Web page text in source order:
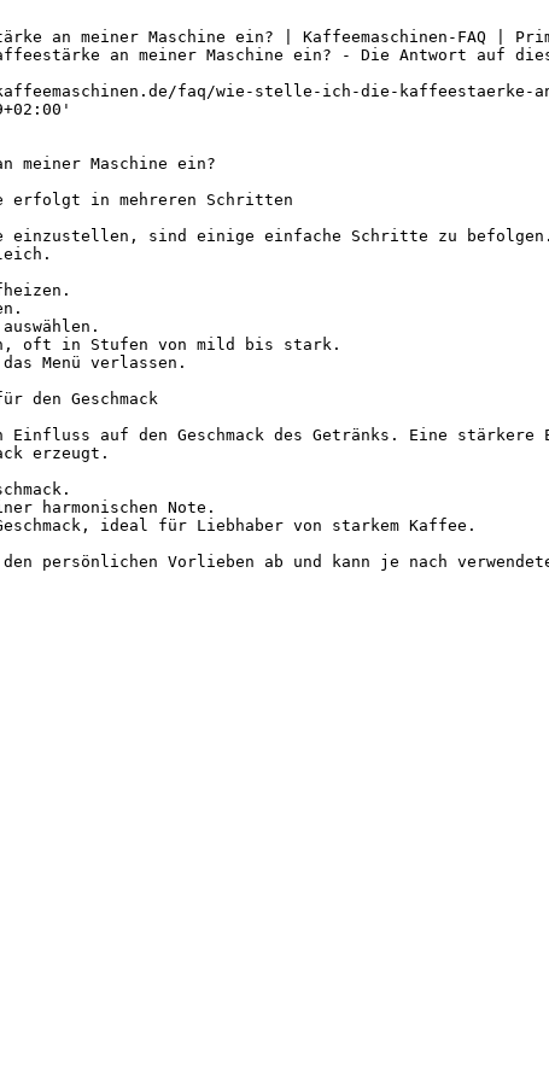
an meiner Maschine ein? | Kaffeemaschinen-FAQ |
an meiner Maschine ein? - Die Antwort auf
faq/wie-stelle-ich-die-kaffeestaerke-
Maschine ein?
erfolgt in mehreren Schritten
einzustellen, sind einige einfache Schritte zu
oft in Stufen von mild bis stark.
Menü verlassen.
den Geschmack
auf den Geschmack des Getränks. Eine
erzeugt.
harmonischen Note.
ideal für Liebhaber von starkem Kaffee.